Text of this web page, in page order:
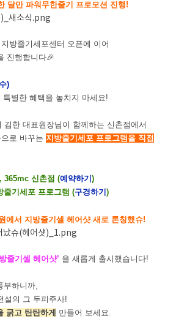
달만 파워무한줄기 프로모션 진행!
방줄기세포센터 오픈에 이어
진행합니다🎉
)
별한 혜택을 놓치지 마세요!
김한 대표원장님이 함께하는 신촌점에서
로 바꾸는 지방줄기세포 프로그램을 직접
365mc 신촌점 (예약하기 )
줄기세포 프로그램 (구경하기 )
에서 지방줄기셀 헤어샷 새로 론칭했슈!
줄기셀 헤어샷’ 을 새롭게 출시했습니다!
부하니까,
설의 그 두피주사!
굵고 탄탄하게
만들어 보세요.